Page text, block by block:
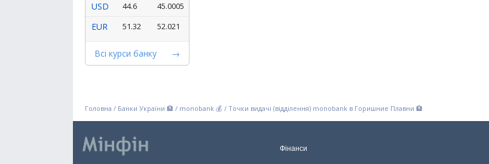
USD 44.6 45.0005
EUR 51.32 52.021
Всі курси банку
Головна / Банки України 🏦 / monobank 💰 / Точки видачі (відділення) monobank в Горишние Плавни 🏦
Фінанси